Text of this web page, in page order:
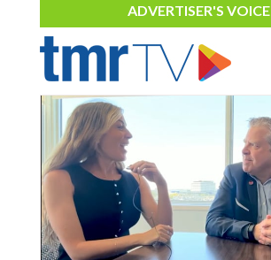
ADVERTISER'S VOICE